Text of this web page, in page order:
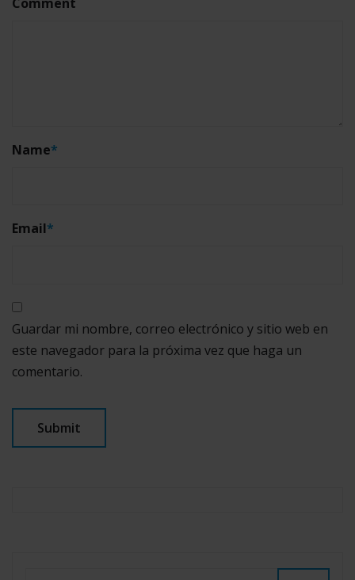
Name*
Email*
Guardar mi nombre, correo electrónico y sitio web en
este navegador para la próxima vez que haga un
comentario.